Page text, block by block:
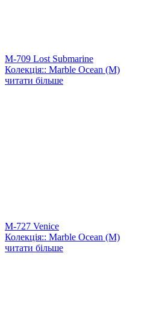
M-709 Lost Submarine
Колекція:: Marble Ocean (M)
читати більше
M-727 Venice
Колекція:: Marble Ocean (M)
читати більше